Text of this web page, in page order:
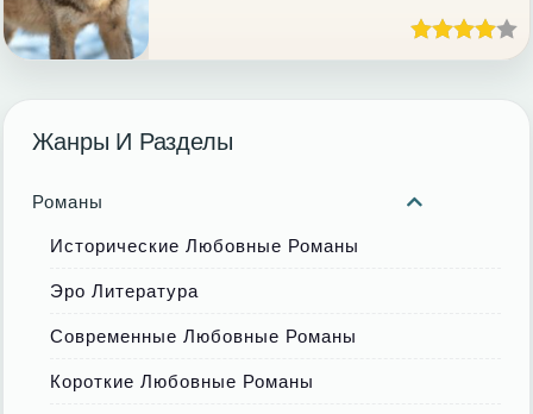
Жанры И Разделы
Романы
Исторические Любовные Романы
Эро Литература
Современные Любовные Романы
Короткие Любовные Романы